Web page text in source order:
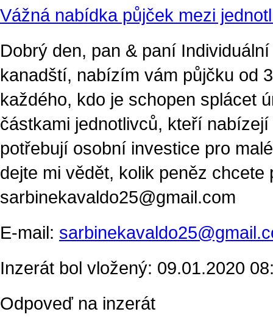
Vážná nabídka půjček mezi
Dobrý den, pan & paní
kanadští, nabízím vám půjčku od
každého, kdo je schopen splácet
částkami jednotlivců, kteří
potřebují osobní investice pro
dejte mi vědět, kolik peněz
sarbinekavaldo25@gmail.com
E-mail:
Inzerát bol vložený: 09.01.2020
Odpoveď na inzerát